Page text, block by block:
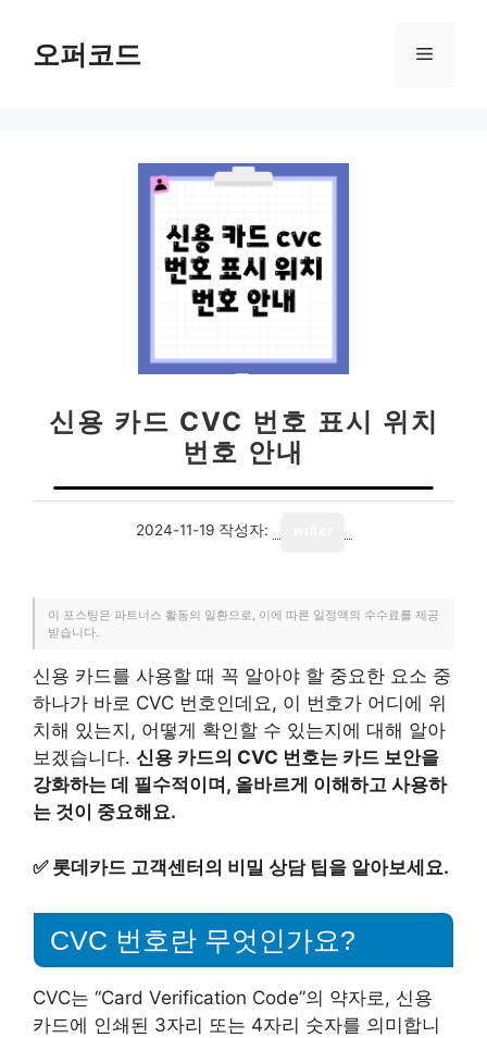
오퍼코드 메
신용 카드 CVC 번호 표시 위치
번호 안내
2024-11-19 작성자:
이 포스팅은 파트너스 활동의 일환으로, 이에 따른 일정액의 수수료를 제공
받습니다.
신용 카드를 사용할 때 꼭 알아야 할 중요한 요소 중
하나가 바로 CVC 번호인데요, 이 번호가 어디에 위
치해 있는지, 어떻게 확인할 수 있는지에 대해 알아
보겠습니다. 신용 카드의 CVC 번호는 카드 보안을
강화하는 데 필수적이며, 올바르게 이해하고 사용하
는 것이 중요해요.
✅ 롯데카드 고객센터의 비밀 상담 팁을 알아보세요.
CVC 번호란 무엇인가요?
CVC는 “Card Verification Code”의 약자로, 신용
카드에 인쇄된 3자리 또는 4자리 숫자를 의미합니